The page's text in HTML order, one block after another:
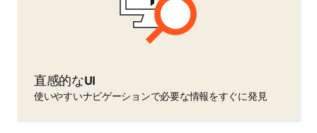
直感的なUI
使いやすいナビゲーションで必要な情報をすぐに発見